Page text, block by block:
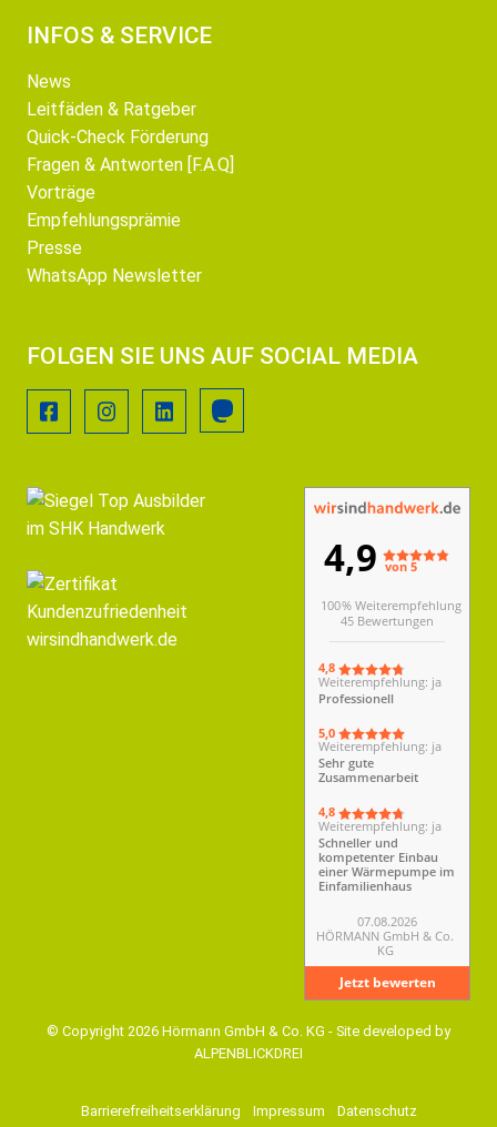
INFOS & SERVICE
News
Leitfäden & Ratgeber
Quick-Check Förderung
Fragen & Antworten [F.A.Q]
Vorträge
Empfehlungsprämie
Presse
WhatsApp Newsletter
FOLGEN SIE UNS AUF SOCIAL MEDIA
4,9 von 5
100 % Weiterempfehlung
45 Bewertungen
4,8
Weiterempfehlung: ja
Professionell
5,0
Weiterempfehlung: ja
Sehr gute
Zusammenarbeit
4,8
Weiterempfehlung: ja
Schneller und
kompetenter Einbau
einer Wärmepumpe im
Einfamilienhaus
07.08.2026
HÖRMANN GmbH & Co.
KG
Jetzt bewerten
© Copyright 2026 Hörmann GmbH & Co. KG - Site developed by
ALPENBLICKDREI
Barrierefreiheitserklärung Impressum Datenschutz